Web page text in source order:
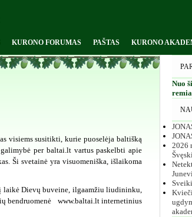
KURONO FORUMAS PAŠTAS KURONO
visiems susitikti, kurie puoselėja baltišką
per baltai.lt vartus paskelbti apie
Ši svetainė yra visuomeniška, išlaikoma
laikė Dievų buveine, ilgaamžiu liudininku,
bendruomenė www.baltai.lt internetinius
Nuo
2026